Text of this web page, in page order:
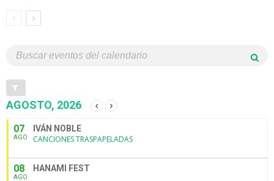
AGOSTO, 2026
07
AGO
IVÁN NOBLE
CANCIONES TRASPAPELADAS
08
AGO
HANAMI FEST